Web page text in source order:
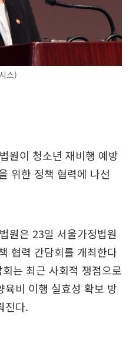
스)
원이 청소년 재비행 예방
위한 정책 협력에 나선
원은 23일 서울가정법원
협력 간담회를 개최한다
는 최근 사회적 쟁점으로
육비 이행 실효성 확보 방
진다.